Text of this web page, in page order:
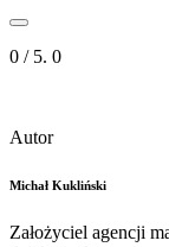
0 / 5. 0
Autor
Michał Kukliński
Założyciel agencji